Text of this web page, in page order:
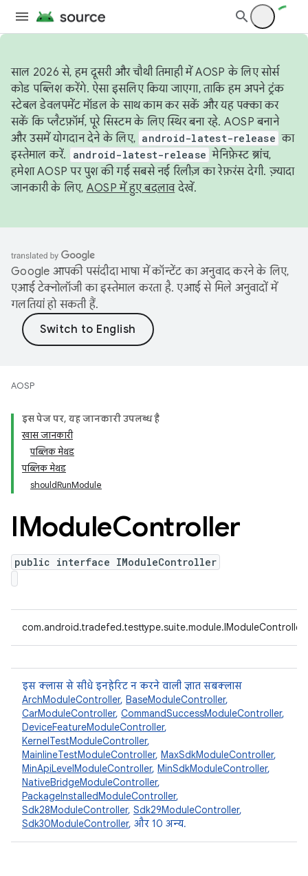
साल 2026 से, हम दूसरी और चौथी तिमाही में AOSP के लिए सोर्स
कोड पब्लिश करेंगे. ऐसा इसलिए किया जाएगा, ताकि हम अपने ट्रंक
स्टेबल डेवलपमेंट मॉडल के साथ काम कर सकें और यह पक्का कर
सकें कि प्लैटफ़ॉर्म, पूरे सिस्टम के लिए स्थिर बना रहे. AOSP बनाने
और उसमें योगदान देने के लिए, android-latest-release का
इस्तेमाल करें.
android-latest-release मेनिफ़ेस्ट ब्रांच,
हमेशा AOSP पर पुश की गई सबसे नई रिलीज़ का रेफ़रंस देगी. ज़्यादा
जानकारी के लिए, AOSP में हुए बदलावदेखें.
Google आपकी पसंदीदा भाषा में कॉन्टेंट का अनुवाद करने के लिए,
एआई टेक्नोलॉजी का इस्तेमाल करता है. एआई से मिले अनुवादों में
गलतियां हो सकती हैं.
AOSP
इस पेज पर, यह जानकारी उपलब्ध है
खास जानकारी
पब्लिक मेथड
पब्लिक मेथड
shouldRunModule
IModuleController
public interface IModuleController
com.android.tradefed.testtype.suite.module.IModuleController
इस क्लास से सीधे इनहेरिट न करने वाली ज्ञात सबक्लास
ArchModuleController, BaseModuleController,
CarModuleController, CommandSuccessModuleController,
DeviceFeatureModuleController,
KernelTestModuleController,
MainlineTestModuleController, MaxSdkModuleController,
MinApiLevelModuleController, MinSdkModuleController,
NativeBridgeModuleController,
PackageInstalledModuleController,
Sdk28ModuleController, Sdk29ModuleController,
Sdk30ModuleController, और 10 अन्य.